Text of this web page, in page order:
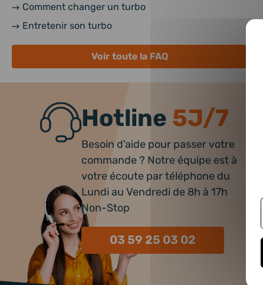
Comment changer un turbo
Entretenir son turbo
Voir toute la FAQ
Hotline 5J/7
Besoin d'aide pour passer votre
commande ? Notre équipe est à
votre écoute par téléphone du
Lundi au Vendredi de 8h à 17h
Non-Stop
03 59 25 03 02